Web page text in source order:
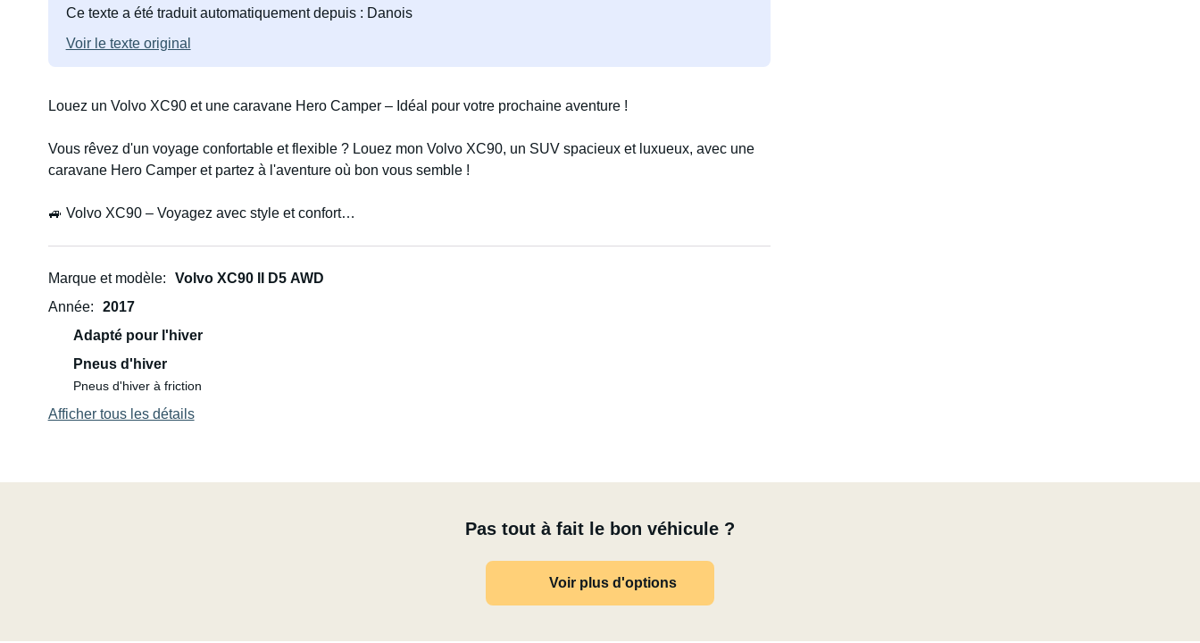
Ce texte a été traduit automatiquement depuis : Danois
Voir le texte original
Louez un Volvo XC90 et une caravane Hero Camper – Idéal pour votre prochaine aventure !
Vous rêvez d'un voyage confortable et flexible ? Louez mon Volvo XC90, un SUV spacieux et luxueux, avec une
caravane Hero Camper et partez à l'aventure où bon vous semble !
🚙 Volvo XC90 – Voyagez avec style et confort
Moteur puissant et transmission intégrale – parfait pour la ville comme pour la nature
Technologie moderne et équipements haut de gamme
Idéal pour les longs trajets et les road trips
Marque et modèle
Volvo XC90 II D5 AWD
Année
2017
Adapté pour l'hiver
Pneus d'hiver
Pneus d'hiver à friction
Afficher tous les détails
Pas tout à fait le bon véhicule ?
Voir plus d'options